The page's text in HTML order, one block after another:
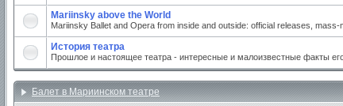
Mariinsky above the World
Mariinsky Ballet and Opera from inside and outside: official releases,
История театра
Прошлое и настоящее театра - интересные и малоизвестные факты
Балет в Мариинском театре